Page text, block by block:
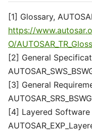
[1] Glossary,
https://
O/
[2] General
[3] General
[4] Layered